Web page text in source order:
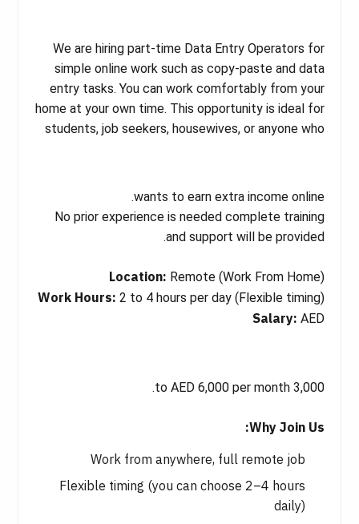
We are hiring part-time Data Entry Operators for
simple online work such as copy-paste and data
entry tasks. You can work comfortably from your
home at your own time. This opportunity is ideal for
students, job seekers, housewives, or anyone who
wants to earn extra income online.
No prior experience is needed complete training
and support will be provided.
Location: Remote (Work From Home)
Work Hours: 2 to 4 hours per day (Flexible timing)
Salary: AED
3,000 to AED 6,000 per month.
Why Join Us:
Work from anywhere, full remote job
Flexible timing (you can choose 2–4 hours
daily)